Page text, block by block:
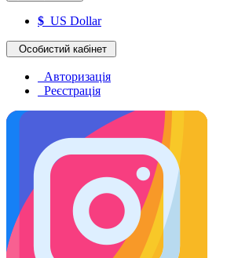
$ US Dollar
Особистий кабінет
Авторизація
Реєстрація